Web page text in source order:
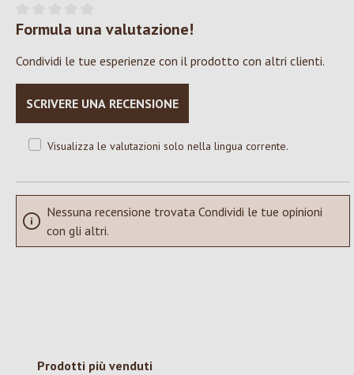
Valutazione media di 0 su 5 stelle
Formula una valutazione!
Condividi le tue esperienze con il prodotto con altri clienti.
SCRIVERE UNA RECENSIONE
Visualizza le valutazioni solo nella lingua corrente.
Nessuna recensione trovata Condividi le tue opinioni
con gli altri.
Salta la galleria dei prodotti
Prodotti più venduti